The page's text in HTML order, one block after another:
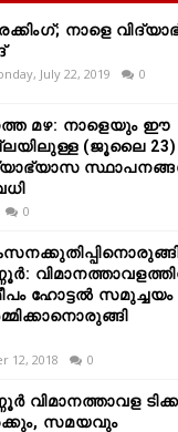
നാളെ
July 22, 2019 0
മഴ: നാളെയും ഈ
(ജൂലൈ 23)
0
ഹോട്ടൽ സമുച്ചയം
12, 2018 0
വിമാനത്താവള
സമയവും